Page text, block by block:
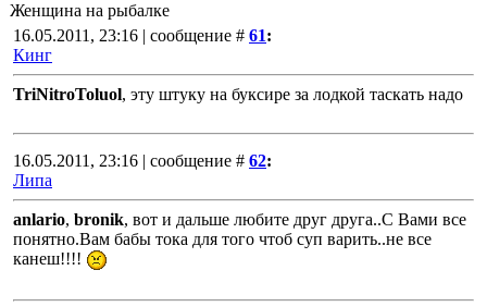
Женщина на рыбалке
16.05.2011, 23:16 | сообщение # 61:
Кинг
TriNitroToluol, эту штуку на буксире за лодкой таскать надо
16.05.2011, 23:16 | сообщение # 62:
Липа
anlario, bronik, вот и дальше любите друг друга..С Вами все
понятно.Вам бабы тока для того чтоб суп варить..не все
канеш!!!!